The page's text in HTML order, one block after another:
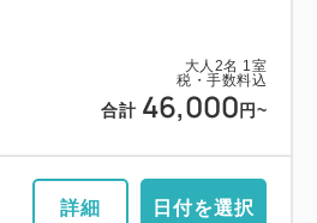
大人 2名 1室
税・手数料込
合計 46,000 円~
詳細 日付を選択